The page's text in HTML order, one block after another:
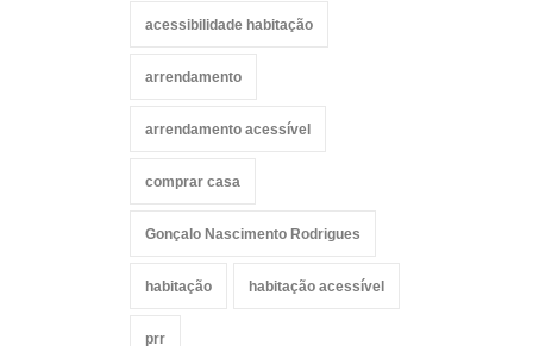
acessibilidade habitação
arrendamento
arrendamento acessível
comprar casa
Gonçalo Nascimento Rodrigues
habitação habitação acessível
prr